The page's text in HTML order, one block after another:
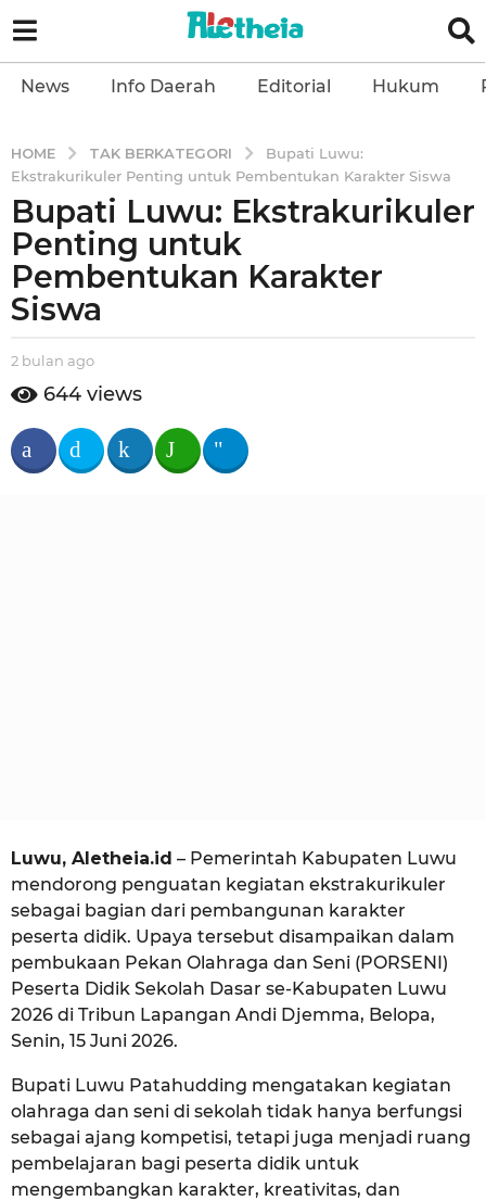
News Info Daerah Editorial Hukum
HOME TAK BERKATEGORI
Bupati Luwu:
Ekstrakurikuler Penting untuk Pembentukan Karakter Siswa
2
b
u
l
a
a
g
2
b
Bupati Luwu: Ekstrakurikuler
Penting untuk
Pembentukan Karakter
Siswa
b
a
e
t
2 bulan ago
b
u
a
n
644 views
Luwu, Aletheia.id – Pemerintah Kabupaten Luwu
mendorong penguatan kegiatan ekstrakurikuler
sebagai bagian dari pembangunan karakter
peserta didik. Upaya tersebut disampaikan dalam
pembukaan Pekan Olahraga dan Seni (PORSENI)
Peserta Didik Sekolah Dasar se-Kabupaten Luwu
2026 di Tribun Lapangan Andi Djemma, Belopa,
Senin, 15 Juni 2026.
Bupati Luwu Patahudding mengatakan kegiatan
olahraga dan seni di sekolah tidak hanya berfungsi
sebagai ajang kompetisi, tetapi juga menjadi ruang
pembelajaran bagi peserta didik untuk
mengembangkan karakter, kreativitas, dan